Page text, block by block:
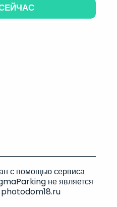
с помощью сервиса
не является
photodom18.ru